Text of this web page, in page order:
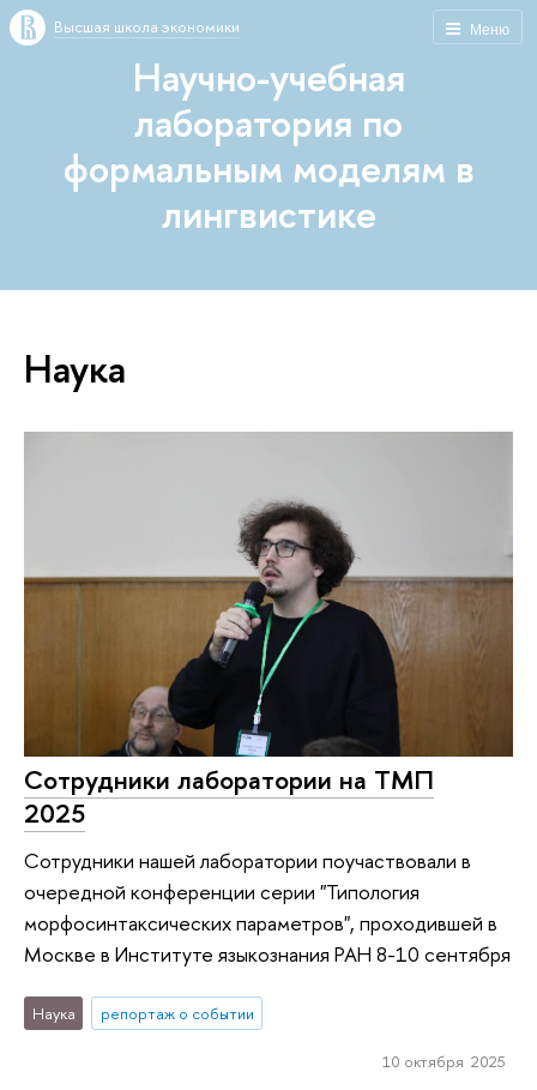
Меню
Высшая школа экономики
Научно-учебная
лаборатория по
формальным моделям в
лингвистике
Наука
Сотрудники лаборатории на ТМП
2025
Сотрудники нашей лаборатории поучаствовали в
очередной конференции серии "Типология
морфосинтаксических параметров", проходившей в
Москве в Институте языкознания РАН 8-10 сентября
Наука репортаж о событии
10 октября 2025